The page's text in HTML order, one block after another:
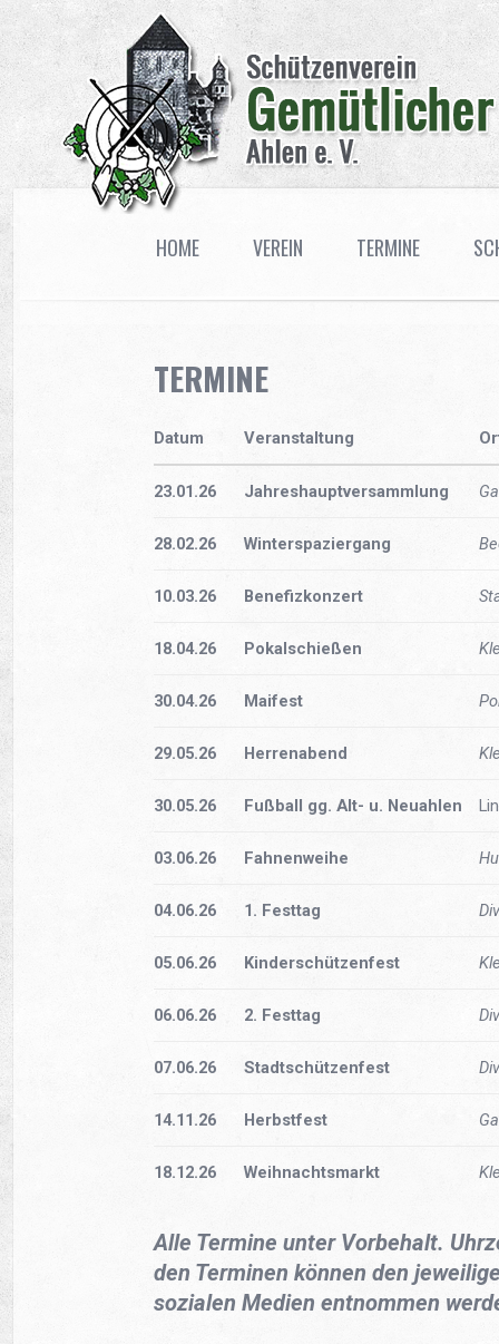
HOME VEREIN TERMINE
TERMINE
Datum Veranstaltung
23.01.26 Jahreshauptversammlung
28.02.26 Winterspaziergang
10.03.26 Benefizkonzert
18.04.26 Pokalschießen
30.04.26 Maifest
29.05.26 Herrenabend
30.05.26 Fußball gg. Alt- u. Neuahlen
03.06.26 Fahnenweihe
04.06.26 1. Festtag
05.06.26 Kinderschützenfest
06.06.26 2. Festtag
07.06.26 Stadtschützenfest
14.11.26 Herbstfest
18.12.26 Weihnachtsmarkt
Alle Termine unter Vorbehalt.
den Terminen können den
sozialen Medien entnommen